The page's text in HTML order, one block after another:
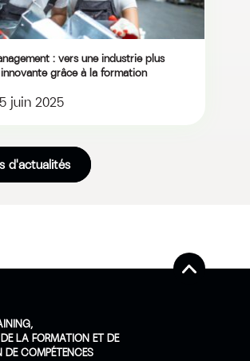
: vers une industrie plus
grâce à la formation
juin 2025
d'actualités
LA FORMATION ET DE
DE COMPÉTENCES